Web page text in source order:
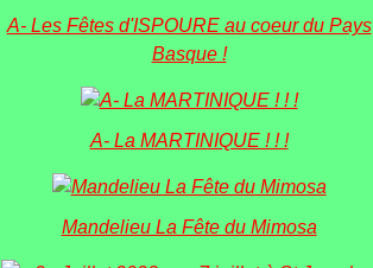
A- Les Fêtes d'ISPOURE au coeur du Pays
Basque !
A- La MARTINIQUE ! ! !
Mandelieu La Fête du Mimosa